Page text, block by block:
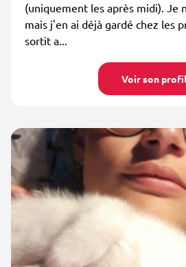
(uniquement les après midi). Je
mais j'en ai déjà gardé chez les
sortit a...
Voir son profil